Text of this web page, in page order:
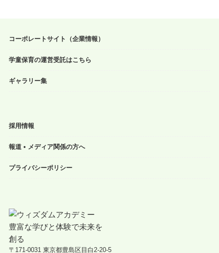
コーポレートサイト（企業情報）
学童保育の運営受託はこちら
ギャラリー集
採用情報
報道 • メディア関係の方へ
プライバシーポリシー
〒171-0031 東京都豊島区目白2-20-5